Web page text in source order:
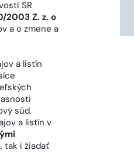
SR
2003 Z. z. o
a o zmene a
a listín
súd.
a listín v
tak i žiadať